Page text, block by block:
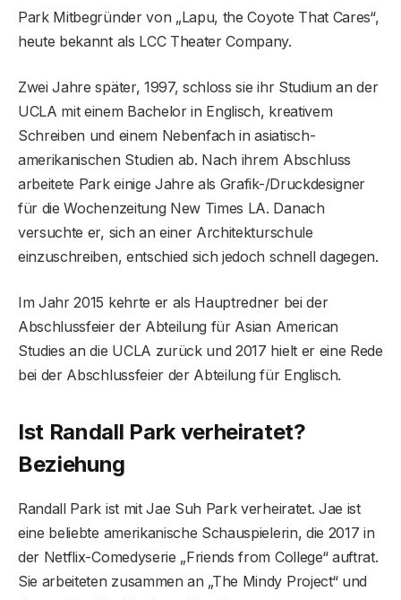
Park Mitbegründer von „Lapu, the Coyote That Cares“,
heute bekannt als LCC Theater Company.
Zwei Jahre später, 1997, schloss sie ihr Studium an der
UCLA mit einem Bachelor in Englisch, kreativem
Schreiben und einem Nebenfach in asiatisch-
amerikanischen Studien ab. Nach ihrem Abschluss
arbeitete Park einige Jahre als Grafik-/Druckdesigner
für die Wochenzeitung New Times LA. Danach
versuchte er, sich an einer Architekturschule
einzuschreiben, entschied sich jedoch schnell dagegen.
Im Jahr 2015 kehrte er als Hauptredner bei der
Abschlussfeier der Abteilung für Asian American
Studies an die UCLA zurück und 2017 hielt er eine Rede
bei der Abschlussfeier der Abteilung für Englisch.
Ist Randall Park verheiratet?
Beziehung
Randall Park ist mit Jae Suh Park verheiratet. Jae ist
eine beliebte amerikanische Schauspielerin, die 2017 in
der Netflix-Comedyserie „Friends from College“ auftrat.
Sie arbeiteten zusammen an „The Mindy Project“ und